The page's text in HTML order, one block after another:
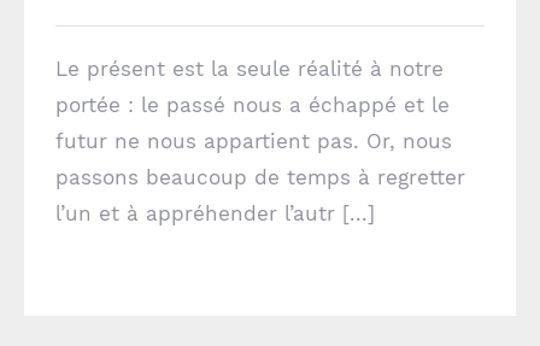
Le présent est la seule réalité à notre
portée : le passé nous a échappé et le
futur ne nous appartient pas. Or, nous
passons beaucoup de temps à regretter
l’un et à appréhender l’autr [...]
75012 Paris
contact@jv-coaching.fr
jv-coaching.fr
SUIVEZ-NOUS